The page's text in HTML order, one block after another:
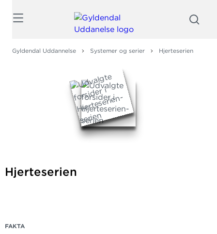
Gyldendal Uddannelse Systemer og serier Hjerteserien
Hjerteserien
FAKTA